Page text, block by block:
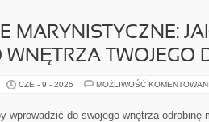
MARYNISTYCZNE:
WNĘTRZA TWOJEGO
CZE - 9 - 2025 MOŻLIWOŚĆ
wprowadzić do swojego wnętrza odrobinę